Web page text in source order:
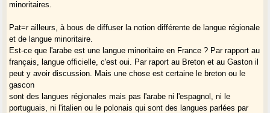
minoritaires.
Pat=r ailleurs, à bous de diffuser la notion différente de langue régionale
et de langue minoritaire.
Est-ce que l'arabe est une langue minoritaire en France ? Par rapport au
français, langue officielle, c'est oui. Par raport au Breton et au Gaston il
peut y avoir discussion. Mais une chose est certaine le breton ou le
gascon
sont des langues régionales mais pas l'arabe ni l'espagnol, ni le
portuguais, ni l'italien ou le polonais qui sont des langues parlées par